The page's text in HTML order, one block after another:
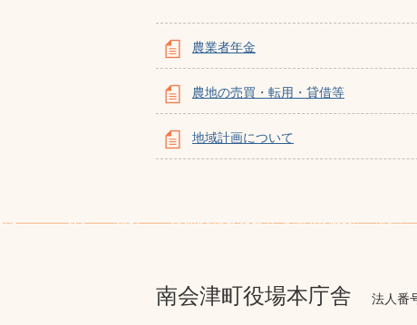
農業者年金
農地の売買・転用・貸借等
地域計画について
南会津町役場本庁舎 法人番